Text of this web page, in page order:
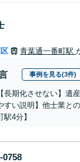
青葉通一番町駅
事例を見る(3件)
長期化させない】遺
すい説明】他士業
4分】